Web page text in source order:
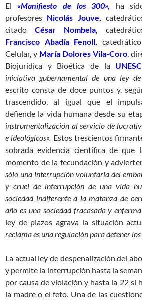
El «Manifiesto de los 300», ha
profesores Nicolás Jouve,
citadoCésar Nombela,
Francisco Abadía Fenoll,
Celular, y María Dolores Vila-Coro,
Biojurídica y Bioética de la
iniciativa gubernamental de una ley
escrito consta de doce puntos y,
trascendido, al igual que el
defiende la vida humana desde su
instrumentalización al servicio de
e ideológicos». Estos trescientos
sobrada evidencia científica de que
momento de la fecundación y
sólo una interrupción voluntaria del
y cruel de interrupción de una vida
sociedad indiferente a la matanza de
año es una sociedad fracasada y
ley de plazos agrava la situación
reclama es una regulación para detener los
La actual ley de despenalización del
y permite la interrupción hasta la
por causa de violación y hasta la 22 si
la madre o el feto. Una de las